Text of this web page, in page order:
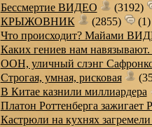
Бессмертие ВИДЕО
(3192)
КРЫЖОВНИК
(2855)
(1)
Что происходит? Майами
Каких гениев нам
ООН, уличный слэнг
Строгая, умная, рисковая
В Китае казнили миллиардера
Платон Роттенберга зажигает
Кастрюли на кухнях